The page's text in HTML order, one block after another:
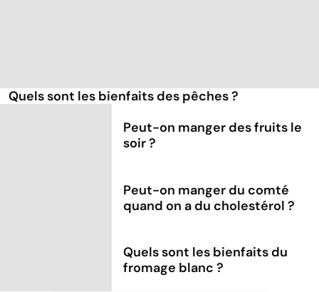
Quels sont les bienfaits des pêches ?
Peut-on manger des fruits le
soir ?
Peut-on manger du comté
quand on a du cholestérol ?
Quels sont les bienfaits du
fromage blanc ?